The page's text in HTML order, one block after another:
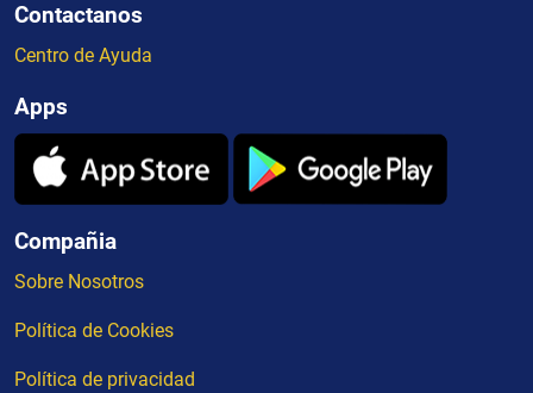
Contactanos
Centro de Ayuda
Apps
Compañia
Sobre Nosotros
Política de Cookies
Política de privacidad